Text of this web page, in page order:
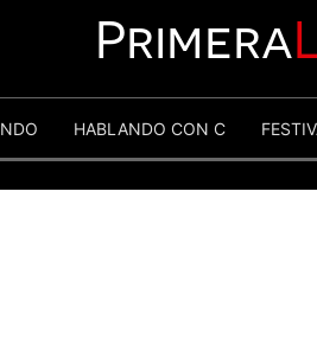
Primera
HABLANDO CON C